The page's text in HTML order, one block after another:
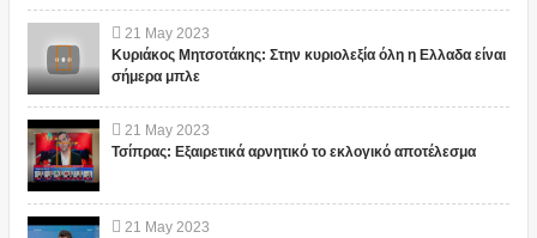
21 May 2023
Κυριάκος Μητσοτάκης: Στην κυριολεξία όλη η Ελλαδα είναι
σήμερα μπλε
21 May 2023
Τσίπρας: Εξαιρετικά αρνητικό το εκλογικό αποτέλεσμα
21 May 2023